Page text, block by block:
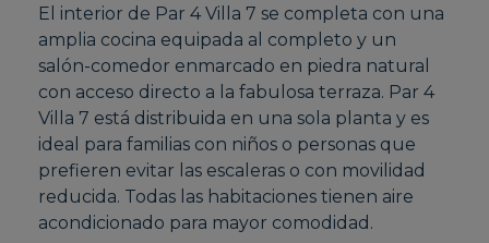
El interior de Par 4 Villa 7 se completa con una
amplia cocina equipada al completo y un
salón-comedor enmarcado en piedra natural
con acceso directo a la fabulosa terraza. Par 4
Villa 7 está distribuida en una sola planta y es
ideal para familias con niños o personas que
prefieren evitar las escaleras o con movilidad
reducida. Todas las habitaciones tienen aire
acondicionado para mayor comodidad.